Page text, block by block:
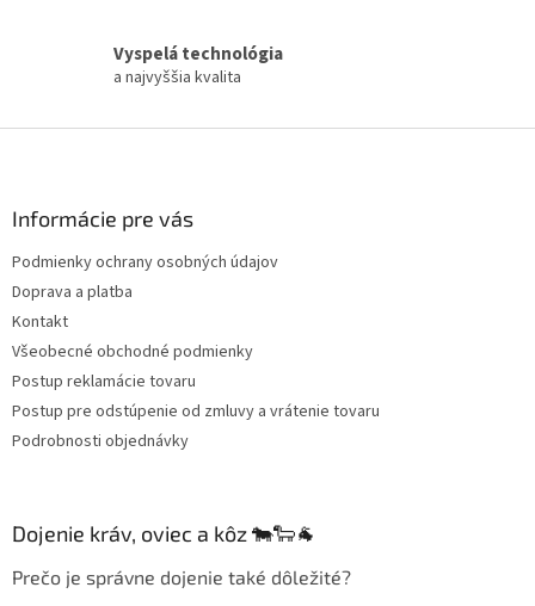
Vyspelá technológia
a najvyššia kvalita
Informácie pre vás
Podmienky ochrany osobných údajov
Doprava a platba
Kontakt
Všeobecné obchodné podmienky
Postup reklamácie tovaru
Postup pre odstúpenie od zmluvy a vrátenie tovaru
Podrobnosti objednávky
Dojenie kráv, oviec a kôz 🐄🐑🐐
Prečo je správne dojenie také dôležité?